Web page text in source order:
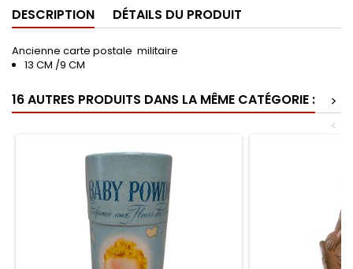
DESCRIPTION DÉTAILS DU PRODUIT
Ancienne carte postale militaire
13 CM /9 CM
16 AUTRES PRODUITS DANS LA MÊME CATÉGORIE :
>
<